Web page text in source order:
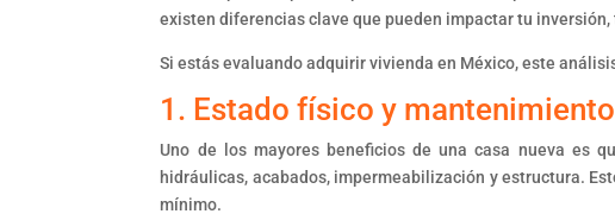
existen diferencias clave que pueden impactar tu
Si estás evaluando adquirir vivienda en México, este
1. Estado físico y mantenimiento
Uno de los mayores beneficios de una casa nueva es
hidráulicas, acabados, impermeabilización y estructura.
mínimo.